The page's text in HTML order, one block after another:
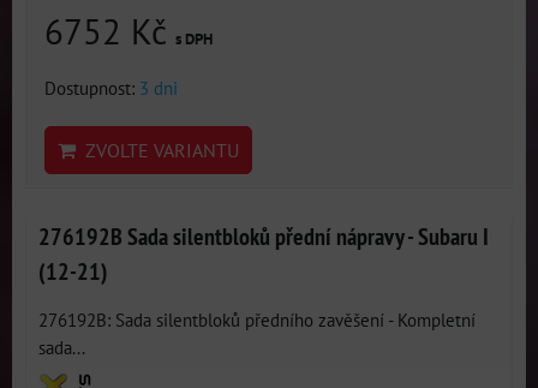
6752 Kč s DPH
Dostupnost: 3 dni
ZVOLTE VARIANTU
276192B Sada silentbloků přední nápravy - Subaru I
(12-21)
276192B: Sada silentbloků předního zavěšení - Kompletní
sada...